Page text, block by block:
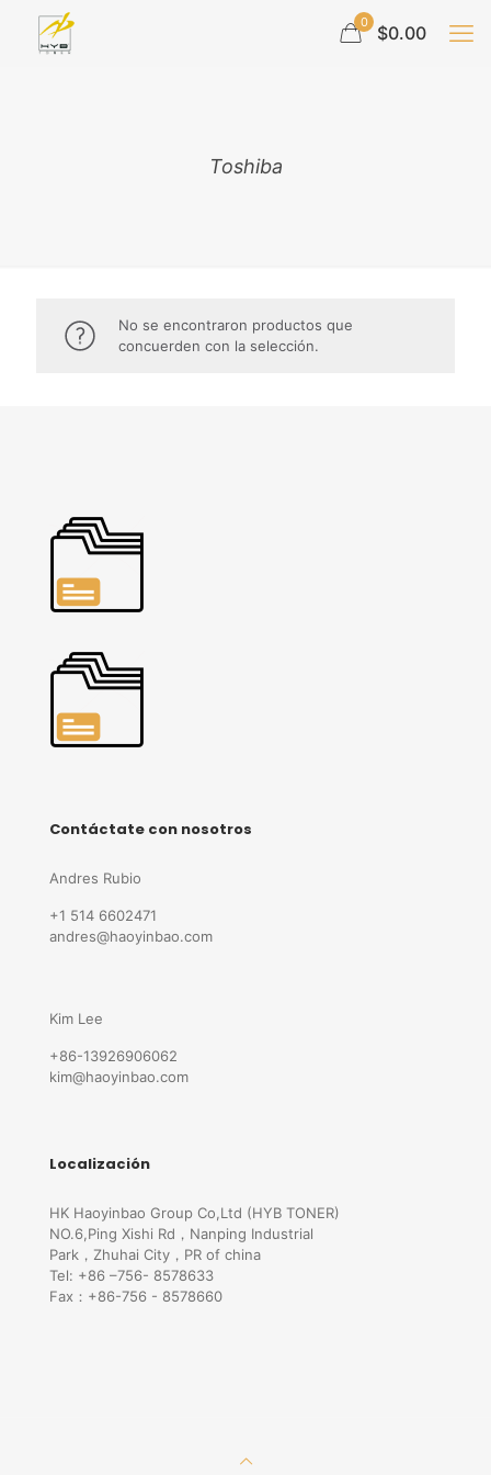
0 $0.00
Toshiba
No se encontraron productos que
concuerden con la selección.
Contáctate con nosotros
Andres Rubio
+1 514 6602471
andres@haoyinbao.com
Kim Lee
+86-13926906062
kim@haoyinbao.com
Localización
HK Haoyinbao Group Co,Ltd (HYB TONER)
NO.6,Ping Xishi Rd，Nanping Industrial
Park，Zhuhai City，PR of china
Tel: +86 –756- 8578633
Fax：+86-756 - 8578660